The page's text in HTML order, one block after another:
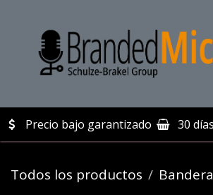
Precio bajo garantizado 30
Todos los productos